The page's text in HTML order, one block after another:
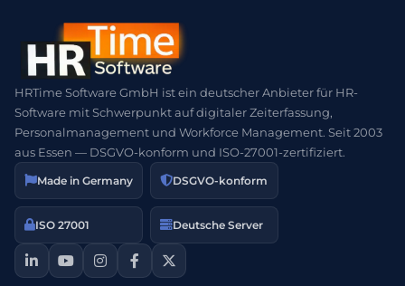
HRTime Software GmbH ist ein deutscher Anbieter für HR-
Software mit Schwerpunkt auf digitaler Zeiterfassung,
Personalmanagement und Workforce Management. Seit 2003
aus Essen — DSGVO-konform und ISO-27001-zertifiziert.
Made in Germany DSGVO-konform
ISO 27001 Deutsche Server